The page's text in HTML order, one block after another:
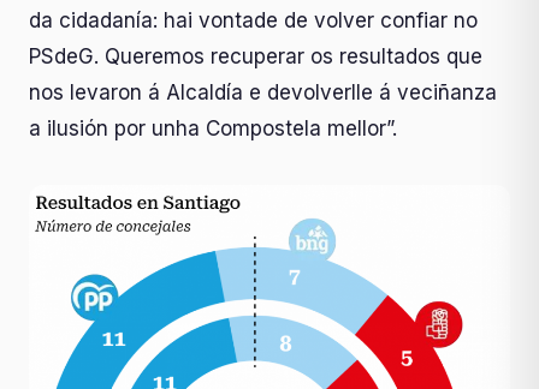
da cidadanía: hai vontade de volver confiar no
PSdeG. Queremos recuperar os resultados que
nos levaron á Alcaldía e devolverlle á veciñanza
a ilusión por unha Compostela mellor”.